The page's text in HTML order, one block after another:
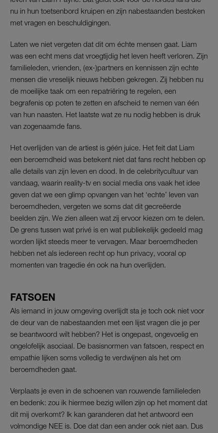
nu in hun toetsenbord kruipen en zijn nabestaanden bestoken
met vragen en beschuldigingen.
Laten we niet vergeten dat dit om échte mensen gaat. Liam
was een echt mens dat vroegtijdig het leven heeft verloren. Zijn
familieleden, vrienden, (ex-)partners en kennissen zijn echte
mensen die vreselijk nieuws hebben gekregen. Zij hebben nu
de moeilijke taak om een repatriëring te regelen, een
begrafenis op poten te zetten en afscheid te nemen van één
van hun naasten. Het laatste wat ze nu nodig hebben is druk
van zogenaamde fans.
Het overlijden van de artiest is géén juice. Het feit dat Liam
een beroemdheid was betekent niet dat fans recht hebben op
alle details van zijn leven en dood. In de celebritycultuur van
vandaag, waarin reality-tv en social media ons vaak het idee
geven dat we een glimp opvangen van het ‘echte’ leven van
beroemdheden, vergeten we soms dat dit gecreëerde
beelden zijn. We zien alleen wat zij ervoor kiezen om te delen.
De grens tussen wat privé is en wat publiekelijk gedeeld mag
worden lijkt steeds meer te vervagen. Maar beroemdheden
hebben net als iedereen recht op hun privacy, vooral op
momenten van tragedie én ook na hun overlijden.
FATSOEN
Als iemand in jouw omgeving overlijdt sta je toch ook niet voor
de deur van de nabestaanden met een lijst vragen die je per
se beantwoord wilt hebben? Het is ongepast, ongevoelig en
ongelofelijk asociaal. De basisnormen van fatsoen, respect en
empathie lijken soms volledig te verdwijnen als het om
beroemdheden gaat.
Verplaats je even in de schoenen van rouwende familieleden
en bedenk: zou ik hiermee bezig willen zijn op het moment dat
dit mij overkomt? Ik kan garanderen dat het antwoord een
volmondige NEE is. Doe dat dan een ander ook niet aan. Dus